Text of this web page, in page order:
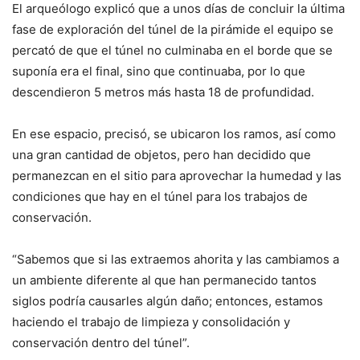
El arqueólogo explicó que a unos días de concluir la última
fase de exploración del túnel de la pirámide el equipo se
percató de que el túnel no culminaba en el borde que se
suponía era el final, sino que continuaba, por lo que
descendieron 5 metros más hasta 18 de profundidad.
En ese espacio, precisó, se ubicaron los ramos, así como
una gran cantidad de objetos, pero han decidido que
permanezcan en el sitio para aprovechar la humedad y las
condiciones que hay en el túnel para los trabajos de
conservación.
“Sabemos que si las extraemos ahorita y las cambiamos a
un ambiente diferente al que han permanecido tantos
siglos podría causarles algún daño; entonces, estamos
haciendo el trabajo de limpieza y consolidación y
conservación dentro del túnel”.